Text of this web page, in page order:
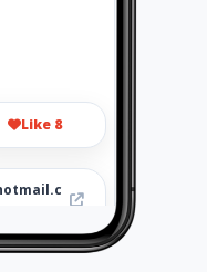
Like 8